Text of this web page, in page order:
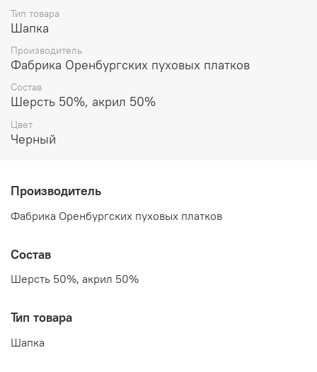
Тип товара
Шапка
Производитель
Фабрика Оренбургских пуховых платков
Состав
Шерсть 50%, акрил 50%
Цвет
Черный
Производитель
Фабрика Оренбургских пуховых платков
Состав
Шерсть 50%, акрил 50%
Тип товара
Шапка